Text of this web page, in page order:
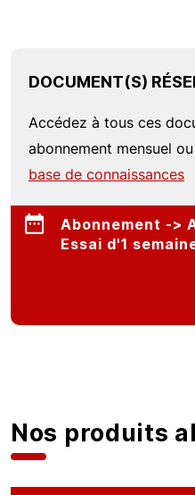
DOCUMENT(S)
Accédez à tous ces
abonnement mensuel
base de connaissances
Abonnement ->
Essai d'1
Nos produits